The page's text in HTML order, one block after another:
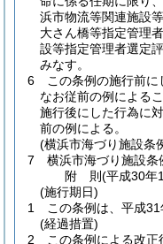
浜市物流等関連施設
大さん橋等指定管理
設等指定管理者選定
みなす。
6
この条例の施行前
なお従前の例による
施行後にした行為に
前の例による。
(横浜市海づり施設条
7
横浜市海づり施設条
附 則(平成30年
(施行期日)
1
この条例は、平成31
(経過措置)
2
この条例による改